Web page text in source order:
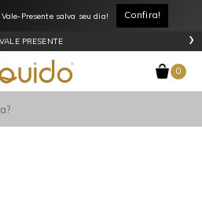
Presente salva seu dia! Confira!
VALE PRESENTE ›
0